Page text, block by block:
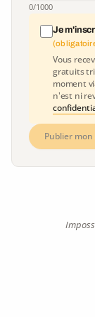
0/1000
Je
Vous
gratuits
moment
n'est ni
Publier mon